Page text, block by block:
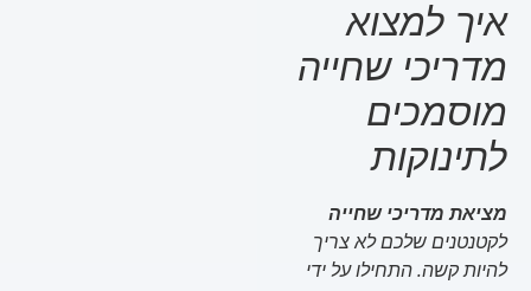
איך למצוא
מדריכי שחייה
מוסמכים
לתינוקות
מציאת מדריכי שחייה
לקטנטנים שלכם לא צריך
להיות קשה. התחילו על ידי